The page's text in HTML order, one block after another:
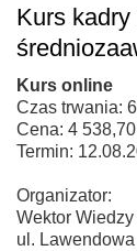
Kurs kadry
Kurs online
Czas trwania:
Cena: 4
Termin:
Organizator:
Wektor Wiedzy
ul. Lawendowa